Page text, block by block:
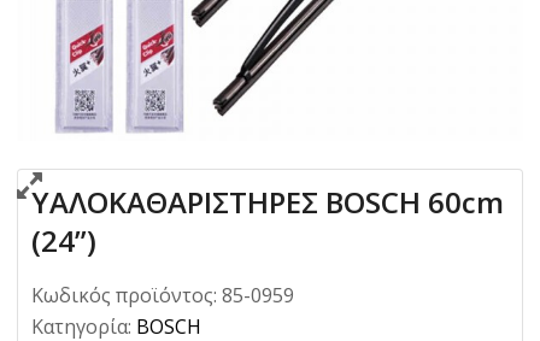
ΥΑΛΟΚΑΘΑΡΙΣΤΗΡΕΣ BOSCH 60cm
(24”)
Κωδικός προϊόντος: 85-0959
Κατηγορία: BOSCH